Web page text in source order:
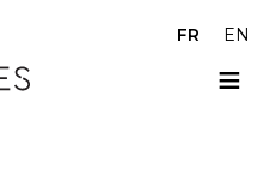
EN
FR